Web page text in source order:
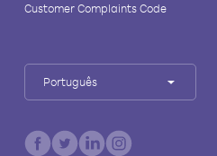
Customer Complaints Code
Português